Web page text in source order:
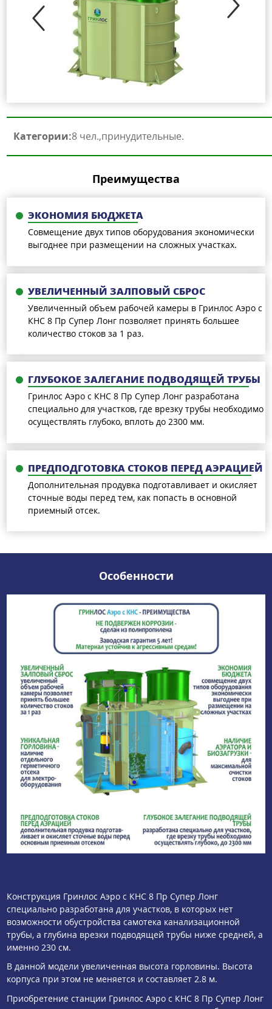
Категории:8 чел. принудительные
Преимущества
ЭКОНОМИЯ БЮДЖЕТА
Совмещение двух типов оборудования экономически
выгоднее при размещении на сложных участках.
УВЕЛИЧЕННЫЙ ЗАЛПОВЫЙ СБРОС
Увеличенный объем рабочей камеры в Гринлос Аэро с
КНС 8 Пр Супер Лонг позволяет принять большее
количество стоков за 1 раз.
ГЛУБОКОЕ ЗАЛЕГАНИЕ ПОДВОДЯЩЕЙ ТРУБЫ
Гринлос Аэро с КНС 8 Пр Супер Лонг разработана
специально для участков, где врезку трубы необходимо
осуществлять глубоко, вплоть до 2300 мм.
ПРЕДПОДГОТОВКА СТОКОВ ПЕРЕД АЭРАЦИЕЙ
Дополнительная продувка подготавливает и окисляет
сточные воды перед тем, как попасть в основной
приемный отсек.
Особенности
Конструкция Гринлос Аэро с КНС 8 Пр Супер Лонг
специально разработана для участков, в которых нет
возможности обустройства самотека канализационной
трубы, а глубина врезки подводящей трубы ниже средней, а
именно 230 см.
В данной модели увеличенная высота горловины. Высота
корпуса при этом не меняется и составляет 2.8 м.
Приобретение станции Гринлос Аэро с КНС 8 Пр Супер Лонг